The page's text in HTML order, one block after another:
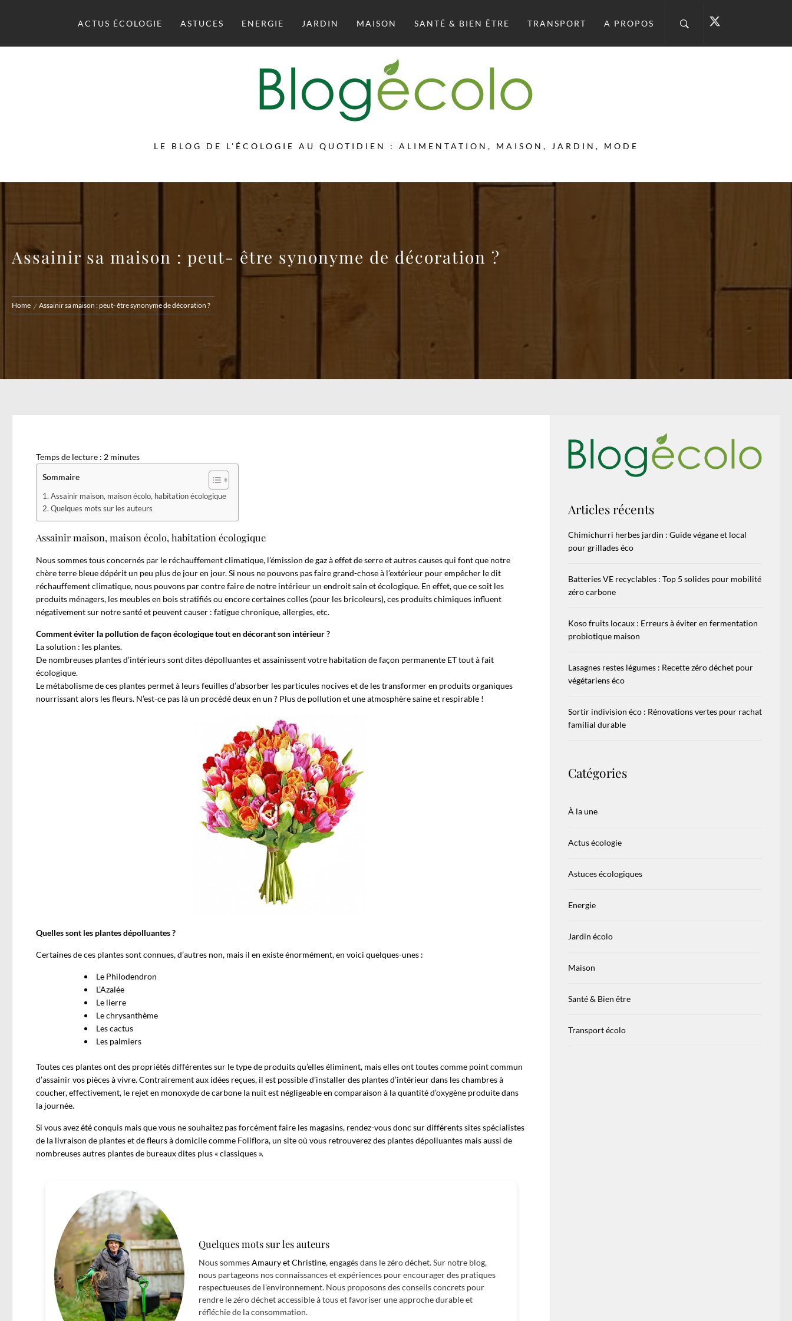
ACTUS ÉCOLOGIE ASTUCES ENERGIE JARDIN MAISON SANTÉ & BIEN ÊTRE TRANSPORT A PROPOS
LE BLOG DE L'ÉCOLOGIE AU QUOTIDIEN : ALIMENTATION, MAISON, JARDIN, MODE
Assainir sa maison : peut- être synonyme de décoration ?
Home Assainir sa maison : peut- être synonyme de décoration ?
Temps de lecture : 2 minutes
Sommaire
Assainir maison, maison écolo, habitation écologique
Quelques mots sur les auteurs
Assainir maison, maison écolo, habitation écologique
Nous sommes tous concernés par le réchauffement climatique, l’émission de gaz à effet de serre et autres causes qui font que notre
chère terre bleue dépérit un peu plus de jour en jour. Si nous ne pouvons pas faire grand-chose à l’extérieur pour empêcher le dit
réchauffement climatique, nous pouvons par contre faire de notre intérieur un endroit sain et écologique. En effet, que ce soit les
produits ménagers, les meubles en bois stratifiés ou encore certaines colles (pour les bricoleurs), ces produits chimiques influent
négativement sur notre santé et peuvent causer : fatigue chronique, allergies, etc.
Comment éviter la pollution de façon écologique tout en décorant son intérieur ?
La solution : les plantes.
De nombreuses plantes d’intérieurs sont dites dépolluantes et assainissent votre habitation de façon permanente ET tout à fait
écologique.
Le métabolisme de ces plantes permet à leurs feuilles d’absorber les particules nocives et de les transformer en produits organiques
nourrissant alors les fleurs. N’est-ce pas là un procédé deux en un ? Plus de pollution et une atmosphère saine et respirable !
Quelles sont les plantes dépolluantes ?
Certaines de ces plantes sont connues, d’autres non, mais il en existe énormément, en voici quelques-unes :
Le Philodendron
L’Azalée
Le lierre
Le chrysanthème
Les cactus
Les palmiers
Toutes ces plantes ont des propriétés différentes sur le type de produits qu’elles éliminent, mais elles ont toutes comme point commun
d’assainir vos pièces à vivre. Contrairement aux idées reçues, il est possible d’installer des plantes d’intérieur dans les chambres à
coucher, effectivement, le rejet en monoxyde de carbone la nuit est négligeable en comparaison à la quantité d’oxygène produite dans
la journée.
Si vous avez été conquis mais que vous ne souhaitez pas forcément faire les magasins, rendez-vous donc sur différents sites spécialistes
de la livraison de plantes et de fleurs à domicile comme Foliflora, un site où vous retrouverez des plantes dépolluantes mais aussi de
nombreuses autres plantes de bureaux dites plus « classiques ».
Quelques mots sur les auteurs
Nous sommesAmaury et Christine, engagés dans le zéro déchet. Sur notre blog,
nous partageons nos connaissances et expériences pour encourager des pratiques
respectueuses de l'environnement. Nous proposons des conseils concrets pour
rendre le zéro déchet accessible à tous et favoriser une approche durable et
réfléchie de la consommation.
Articles récents
Chimichurri herbes jardin : Guide végane et local
pour grillades éco
Batteries VE recyclables : Top 5 solides pour mobilité
zéro carbone
Koso fruits locaux : Erreurs à éviter en fermentation
probiotique maison
Lasagnes restes légumes : Recette zéro déchet pour
végétariens éco
Sortir indivision éco : Rénovations vertes pour rachat
familial durable
Catégories
À la une
Actus écologie
Astuces écologiques
Energie
Jardin écolo
Maison
Santé & Bien être
Transport écolo